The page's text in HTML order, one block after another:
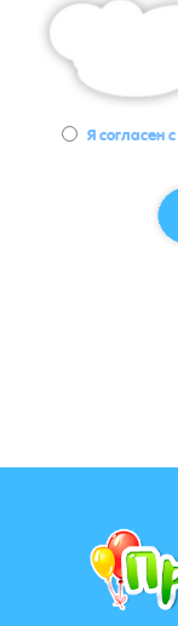
Я согласен с